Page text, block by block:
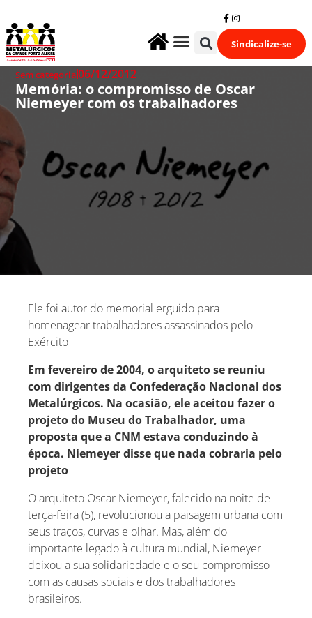
Sindicalize-se
Sem categoria06/12/2012
Memória: o compromisso de Oscar
Niemeyer com os trabalhadores
Ele foi autor do memorial erguido para
homenagear trabalhadores assassinados pelo
Exército
Em fevereiro de 2004, o arquiteto se reuniu
com dirigentes da Confederação Nacional dos
Metalúrgicos. Na ocasião, ele aceitou fazer o
projeto do Museu do Trabalhador, uma
proposta que a CNM estava conduzindo à
época. Niemeyer disse que nada cobraria pelo
projeto
O arquiteto Oscar Niemeyer, falecido na noite de
terça-feira (5), revolucionou a paisagem urbana com
seus traços, curvas e olhar. Mas, além do
importante legado à cultura mundial, Niemeyer
deixou a sua solidariedade e o seu compromisso
com as causas sociais e dos trabalhadores
brasileiros.